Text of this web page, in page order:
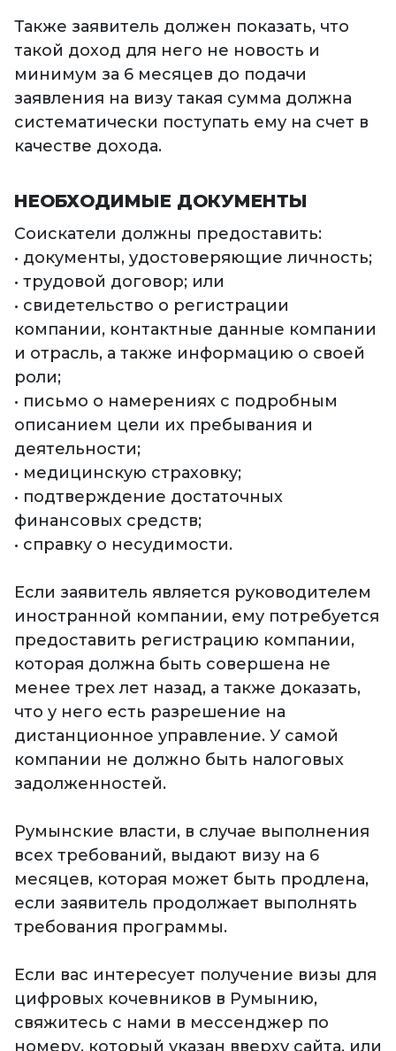
Также заявитель должен показать, что
такой доход для него не новость и
минимум за 6 месяцев до подачи
заявления на визу такая сумма должна
систематически поступать ему на счет в
качестве дохода.
НЕОБХОДИМЫЕ ДОКУМЕНТЫ
Соискатели должны предоставить:
• документы, удостоверяющие личность;
• трудовой договор; или
• свидетельство о регистрации
компании, контактные данные компании
и отрасль, а также информацию о своей
роли;
• письмо о намерениях с подробным
описанием цели их пребывания и
деятельности;
• медицинскую страховку;
• подтверждение достаточных
финансовых средств;
• справку о несудимости.
Если заявитель является руководителем
иностранной компании, ему потребуется
предоставить регистрацию компании,
которая должна быть совершена не
менее трех лет назад, а также доказать,
что у него есть разрешение на
дистанционное управление. У самой
компании не должно быть налоговых
задолженностей.
Румынские власти, в случае выполнения
всех требований, выдают визу на 6
месяцев, которая может быть продлена,
если заявитель продолжает выполнять
требования программы.
Если вас интересует получение визы для
цифровых кочевников в Румынию,
свяжитесь с нами в мессенджер по
номеру, который указан вверху сайта, или